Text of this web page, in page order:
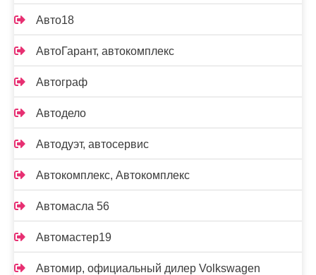
Авто18
АвтоГарант, автокомплекс
Автограф
Автодело
Автодуэт, автосервис
Автокомплекс, Автокомплекс
Автомасла 56
Автомастер19
Автомир, официальный дилер Volkswagen